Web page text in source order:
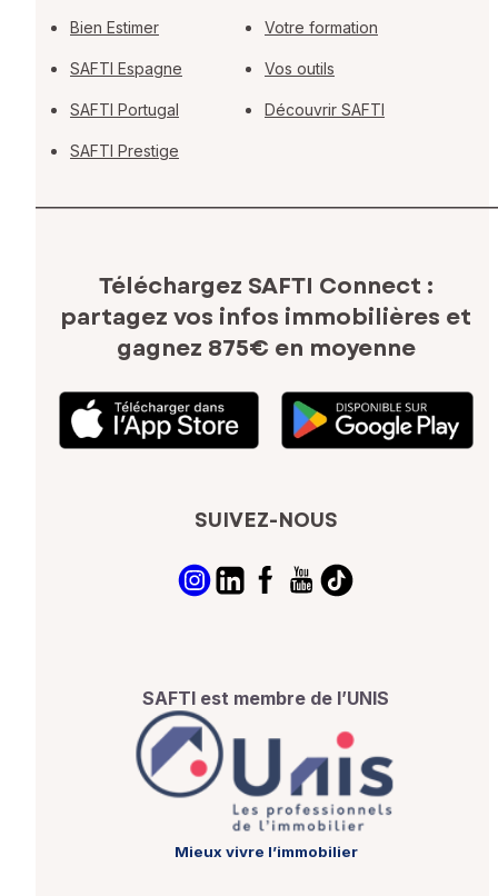
Bien Estimer
SAFTI Espagne
SAFTI Portugal
SAFTI Prestige
Votre formation
Vos outils
Découvrir SAFTI
Téléchargez SAFTI Connect :
partagez vos infos immobilières et
gagnez 875€ en moyenne
SUIVEZ-NOUS
SAFTI est membre de l’UNIS
Mieux vivre l’immobilier